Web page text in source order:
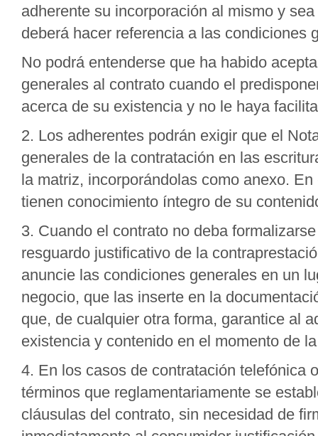
adherente su incorporación al mismo y
deberá hacer referencia a las condiciones
No podrá entenderse que ha habido
generales al contrato cuando el
acerca de su existencia y no le haya
2. Los adherentes podrán exigir que el
generales de la contratación en las
la matriz, incorporándolas como anexo.
tienen conocimiento íntegro de su
3. Cuando el contrato no deba
resguardo justificativo de la
anuncie las condiciones generales en un
negocio, que las inserte en la
que, de cualquier otra forma, garantice al
existencia y contenido en el momento de
4. En los casos de contratación telefónica
términos que reglamentariamente se
cláusulas del contrato, sin necesidad de